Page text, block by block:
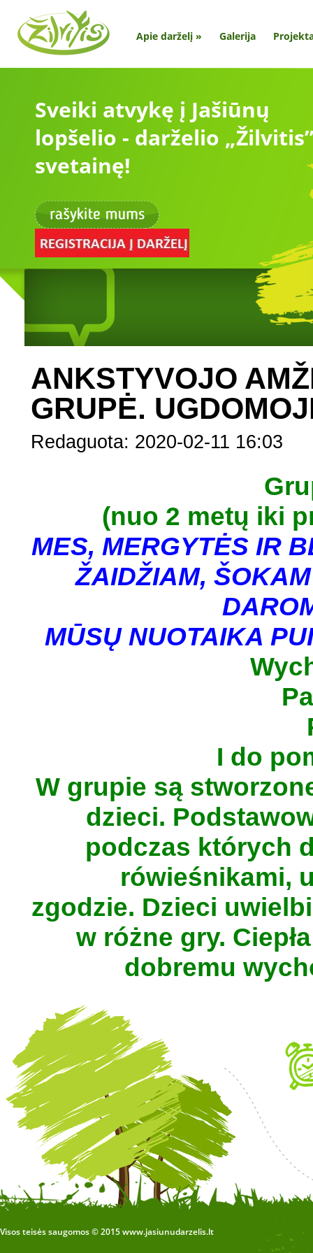
Apie darželį » Galerija
Sveiki atvykę į Jašiūnų
lopšelio - darželio „Žilvitis”
svetainę!
ANKSTYVOJO
GRUPĖ.
Redaguota: 2020-02-11 16:03
(nuo 2 metų iki
MES, MERGYTĖS IR
ŽAIDŽIAM,
MŪSŲ NUOTAIKA
I do
W grupie są
dzieci.
podczas których
rówieśnikami,
zgodzie. Dzieci
w różne gry.
dobremu
Visos teisės saugomos © 2015 www.jasiunudarzelis.lt